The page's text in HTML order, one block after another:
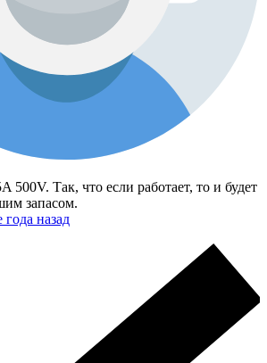
500V. Так, что если работает, то и будет
запасом.
года назад